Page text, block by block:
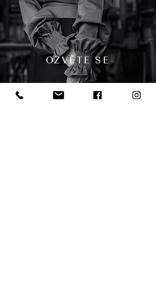
OZVĚTE SE
pokud máte jakýkoliv dotaz k